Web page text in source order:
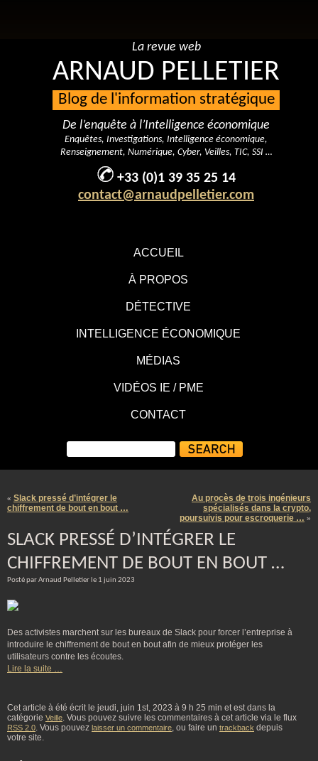
ACCUEIL
À PROPOS
DÉTECTIVE
INTELLIGENCE ÉCONOMIQUE
MÉDIAS
VIDÉOS IE / PME
CONTACT
La revue web
ARNAUD PELLETIER
Blog de l'information stratégique
De l’enquête à l’Intelligence économique
Enquêtes, Investigations, Intelligence économique,
Renseignement, Numérique, Cyber, Veilles, TIC, SSI …
+33 (0)1 39 35 25 14
contact@arnaudpelletier.com
« Slack pressé d’intégrer le
chiffrement de bout en bout …
Au procès de trois ingénieurs
spécialisés dans la crypto,
poursuivis pour escroquerie … »
SLACK PRESSÉ D’INTÉGRER LE
CHIFFREMENT DE BOUT EN BOUT …
Posté par Arnaud Pelletier le 1 juin 2023
Des activistes marchent sur les bureaux de Slack pour forcer l’entreprise à
introduire le chiffrement de bout en bout afin de mieux protéger les
utilisateurs contre les écoutes.
Lire la suite …
Cet article à été écrit le jeudi, juin 1st, 2023 à 9 h 25 min et est dans la
catégorie Veille. Vous pouvez suivre les commentaires à cet article via le flux
RSS 2.0. Vous pouvez laisser un commentaire, ou faire un trackback depuis
votre site.